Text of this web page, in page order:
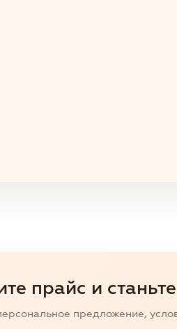
прайс и
предложение,